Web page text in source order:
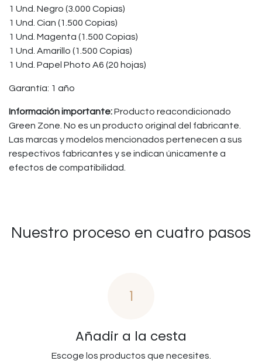
1 Und. Negro (3.000 Copias)
1 Und. Cian (1.500 Copias)
1 Und. Magenta (1.500 Copias)
1 Und. Amarillo (1.500 Copias)
1 Und. Papel Photo A6 (20 hojas)
Garantía: 1 año
Información importante:Producto reacondicionado
Green Zone. No es un producto original del fabricante.
Las marcas y modelos mencionados pertenecen a sus
respectivos fabricantes y se indican únicamente a
efectos de compatibilidad.
Nuestro proceso en cuatro pasos
1
Añadir a la cesta
Escoge los productos que necesites.